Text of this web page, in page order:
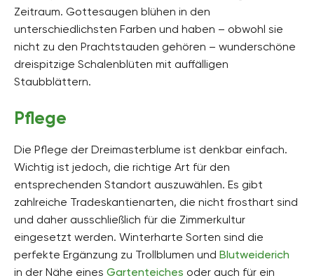
Zeitraum. Gottesaugen blühen in den
unterschiedlichsten Farben und haben – obwohl sie
nicht zu den Prachtstauden gehören – wunderschöne
dreispitzige Schalenblüten mit auffälligen
Staubblättern.
Pflege
Die Pflege der Dreimasterblume ist denkbar einfach.
Wichtig ist jedoch, die richtige Art für den
entsprechenden Standort auszuwählen. Es gibt
zahlreiche Tradeskantienarten, die nicht frosthart sind
und daher ausschließlich für die Zimmerkultur
eingesetzt werden. Winterharte Sorten sind die
perfekte Ergänzung zu Trollblumen und Blutweiderich
in der Nähe eines Gartenteiches oder auch für ein